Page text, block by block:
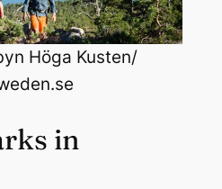
Höga Kusten/
in